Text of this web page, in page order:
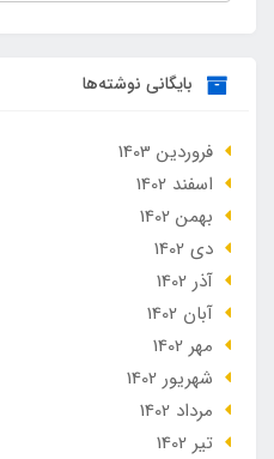
بایگانی نوشته‌ها
فروردین 1403
اسفند 1402
بهمن 1402
دی 1402
آذر 1402
آبان 1402
مهر 1402
شهریور 1402
مرداد 1402
تير 1402